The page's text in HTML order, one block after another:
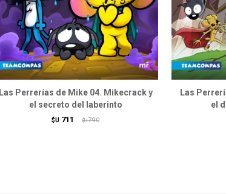
Las Perrerías de Mike 04. Mikecrack y
el secreto del laberinto
$U 711 $U 790
Las
el